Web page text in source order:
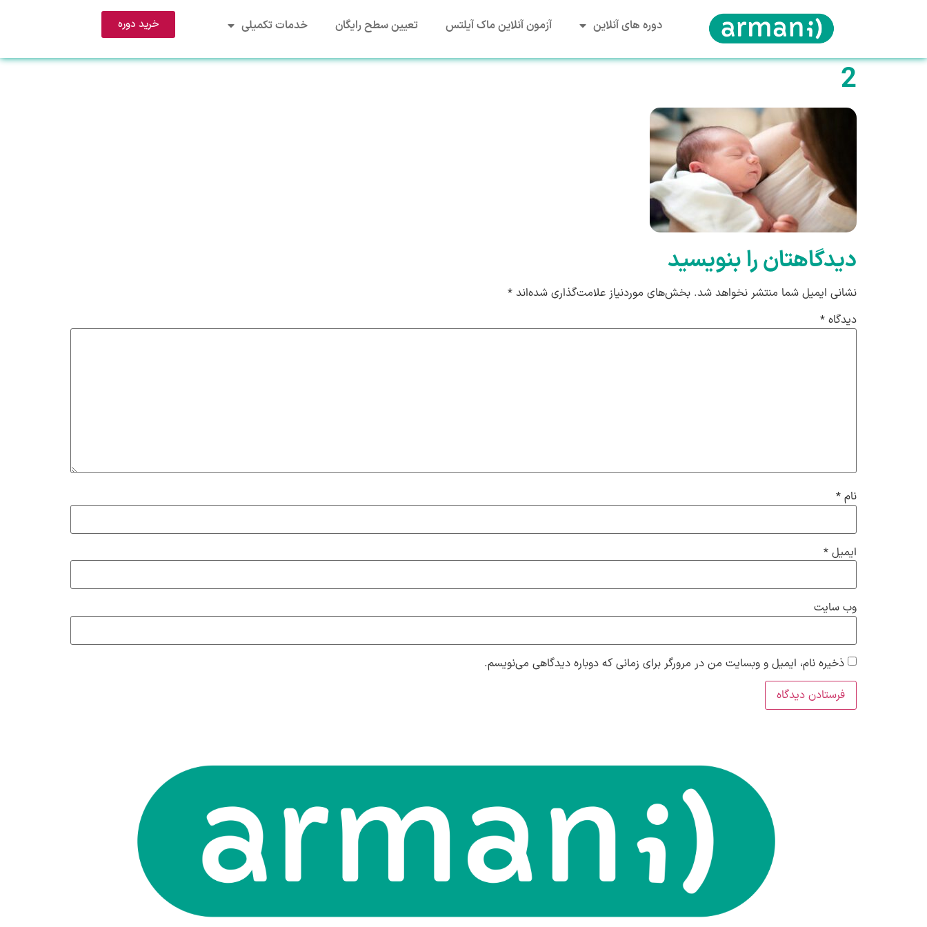
دوره های آنلاین آزمون آنلاین ماک آیلتس تعیین سطح رایگان خدمات تکمیلی خرید دوره
2
دیدگاهتان را بنویسید
نشانی ایمیل شما منتشر نخواهد شد. بخش‌های موردنیاز علامت‌گذاری شده‌اند *
دیدگاه *
نام *
ایمیل *
وب‌ سایت
ذخیره نام، ایمیل و وبسایت من در مرورگر برای زمانی که دوباره دیدگاهی می‌نویسم.